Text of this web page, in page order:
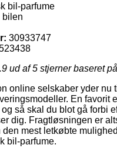
bil-parfume
bilen
30933747
ud af 5 stjerner baseret på
online selskaber yder
En favorit
så skal du blot gå forbi
dig. Fragtløsningen er
den mest letkøbte
bil-parfume.